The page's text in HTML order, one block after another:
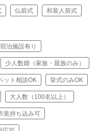
仏前式 和装人前式
宿泊施設有り
少人数婚（家族・親族のみ）
ット相談OK 挙式のみOK
大人数（100名以上）
装持ち込み可